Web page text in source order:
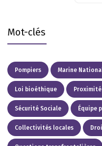
Mot-clés
Pompiers Marine
Loi bioéthique
Sécurité Sociale Équipe
Collectivités locales